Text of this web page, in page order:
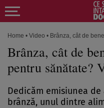
Home • Video • Brânza, cât de
Brânza, cât de
pentru sănătate?
Dedicăm emisiunea
brânză, unul dintre